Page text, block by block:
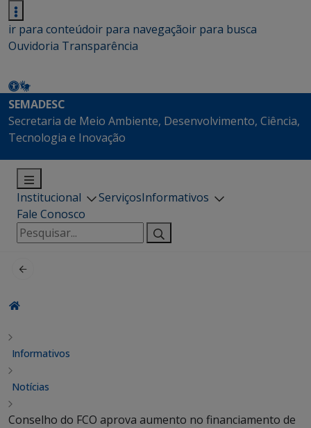
ir para conteúdoir para navegaçãoir para busca
Ouvidoria Transparência
SEMADESC
Secretaria de Meio Ambiente, Desenvolvimento, Ciência,
Tecnologia e Inovação
Institucional ServiçosInformativos
Fale Conosco
Pesquisar
por:
Informativos
Notícias
Conselho do FCO aprova aumento no financiamento de